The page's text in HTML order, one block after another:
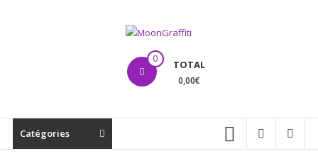
MoonGraffiti 0 TOTAL
0,00€
Catégories